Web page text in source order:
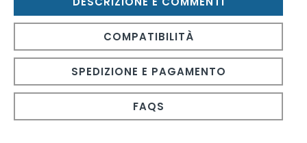
COMPATIBILITÀ
SPEDIZIONE E PAGAMENTO
FAQS